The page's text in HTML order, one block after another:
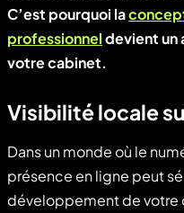
C’est pourquoi la
professionneldevient un
votre cabinet.
Visibilité locale
Dans un monde où le
présence en ligne peut
développement de votre